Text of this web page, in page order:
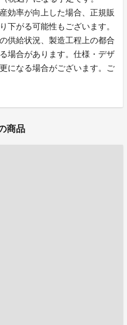
効率が向上した場合、正規販
下がる可能性もございます。
供給状況、製造工程上の都合
場合があります。仕様・デザ
になる場合がございます。ご
商品